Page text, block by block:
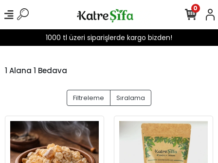
1000 tl üzeri siparişlerde kargo bizden!
0
1 Alana 1 Bedava
Filtreleme Sıralama